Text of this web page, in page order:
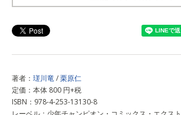
著者： 瑳川竜/栗原仁
定価：本体 800 円+税
ISBN：978-4-253-13130-8